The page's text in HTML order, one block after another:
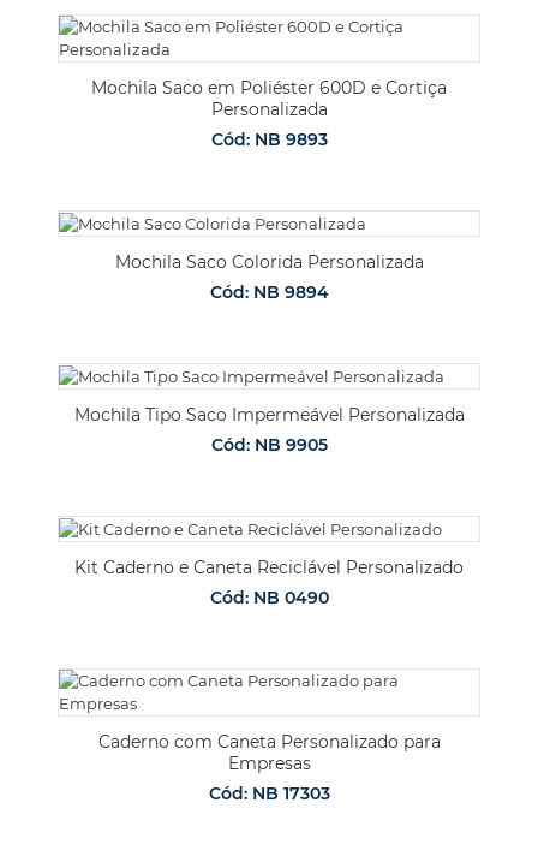
Mochila Saco em Poliéster 600D e Cortiça
Personalizada
Cód: NB 9893
Mochila Saco Colorida Personalizada
Cód: NB 9894
Mochila Tipo Saco Impermeável Personalizada
Cód: NB 9905
Kit Caderno e Caneta Reciclável Personalizado
Cód: NB 0490
Caderno com Caneta Personalizado para
Empresas
Cód: NB 17303